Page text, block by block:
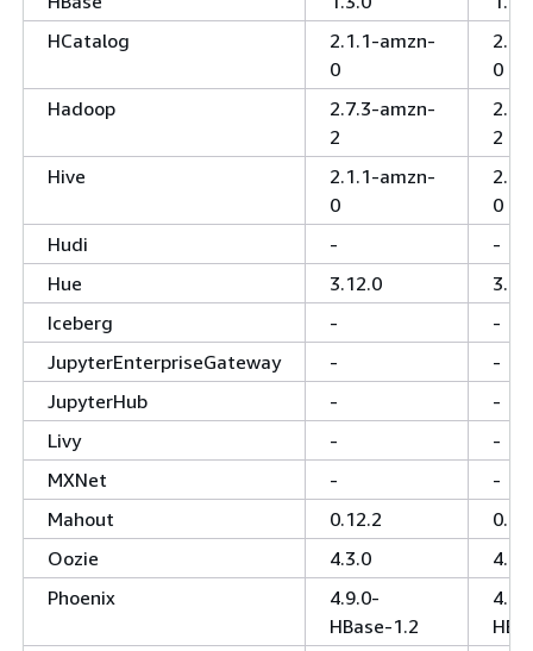
HCatalog
2.1.1-amzn-
0
0
Hadoop
2.7.3-amzn-
2
2
Hive
2.1.1-amzn-
0
0
Hudi
-
-
Hue
3.12.0
Iceberg
-
-
JupyterEnterpriseGateway
-
-
JupyterHub
-
-
Livy
-
-
MXNet
-
-
Mahout
0.12.2
Oozie
4.3.0
4.3.0
Phoenix
4.9.0-
HBase-1.2